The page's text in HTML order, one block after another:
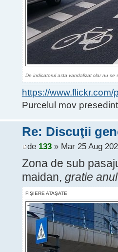
De indicatorul asta vandalizat clar nu se
https://
Purcelul mov
Re: Discuţii
de 133» Mar 25 Aug
Zona de sub
maidan, gratie
FIŞIERE ATAŞATE